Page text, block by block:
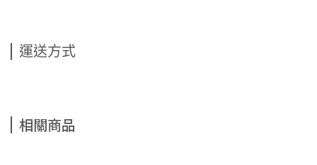
運送方式
相關商品